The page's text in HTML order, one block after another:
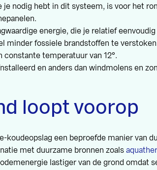
je nodig hebt in dit systeem, is voor het
energie, die je relatief
minder fossiele brandstoffen te
constante temperatuur van 12°.
en anders dan windmolens en
loopt voorop
koudeopslag een beproefde manier van
met duurzame bronnen zoals
lastiger van de grond omdat